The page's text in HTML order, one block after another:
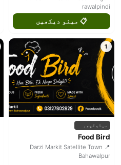
rawalpindi
📋 مینو دیکھیں
1
بہاولپور
Food Bird
📍 Darzi Markit Satellite Town
Bahawalpur